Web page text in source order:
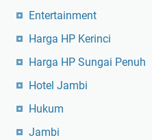
Entertainment
Harga HP Kerinci
Harga HP Sungai Penuh
Hotel Jambi
Hukum
Jambi